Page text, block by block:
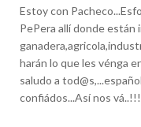
Estoy con
PePera allí donde están
harán lo que les vénga
saludo a
confiádos...Así nos vá..!!!